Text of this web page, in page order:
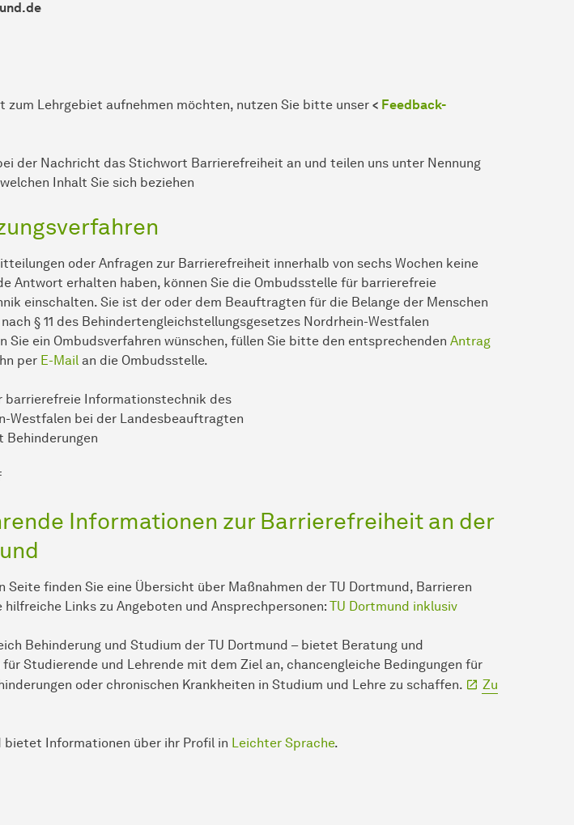
zum Lehrgebiet aufnehmen möchten, nutzen Sie bitte unser < Feedback-
der Nachricht das Stichwort Barrierefreiheit an und teilen uns unter Nennung
Inhalt Sie sich beziehen
oder Anfragen zur Barrierefreiheit innerhalb von sechs Wochen keine
Antwort erhalten haben, können Sie die Ombudsstelle für barrierefreie
einschalten. Sie ist der oder dem Beauftragten für die Belange der Men­schen
§ 11 des Behindertengleichstellungsgesetzes Nordrhein-Westfalen
Sie ein Ombudsverfahren wünschen, füllen Sie bitte den entsprechenden Antrag
per E-Mail an die Ombudsstelle.
barrierefreie Informationstechnik des
Westfalen bei der Landesbeauftragten
Behinderungen
Informationen zur Barrierefreiheit an der
Seite finden Sie eine Übersicht über Maßnahmen der TU Dort­mund, Barrieren
hilfreiche Links zu Angeboten und Ansprechpersonen: TU Dortmund inklusiv
Behinderung und Studium der TU Dortmund – bietet Beratung und
Studierende und Lehrende mit dem Ziel an, chancengleiche Bedingungen für
oder chronischen Krankheiten in Studium und Lehre zu schaffen.
Zu
bietet Informationen über ihr Profil in Leichter Sprache.